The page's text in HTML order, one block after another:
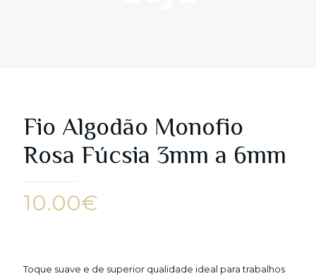
Fio Algodão Monofio
Rosa Fúcsia 3mm a 6mm
10.00€
Toque suave e de superior qualidade ideal para trabalhos